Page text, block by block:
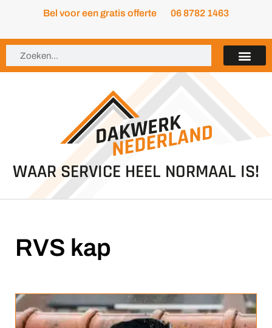
Bel voor een gratis offerte 06 8782 1463
WAAR SERVICE HEEL NORMAAL IS!
RVS kap